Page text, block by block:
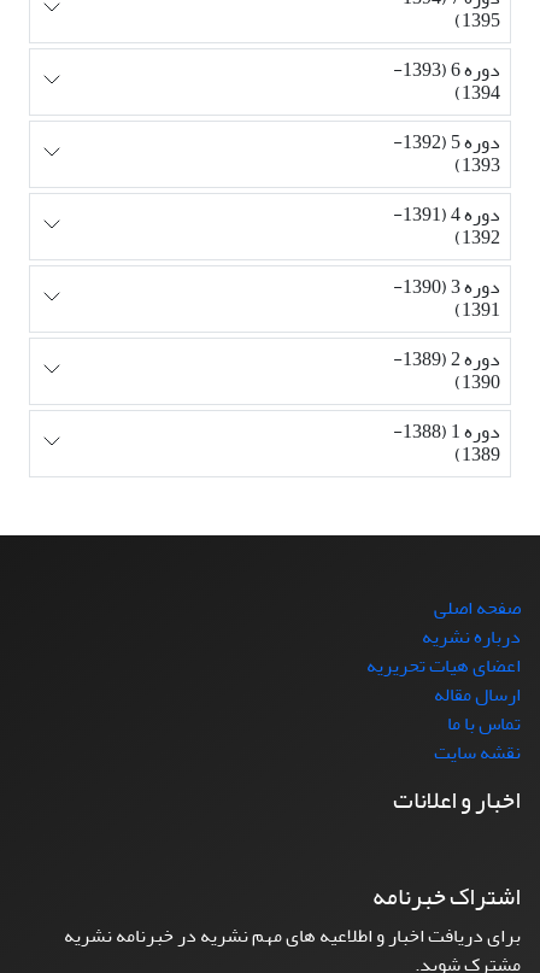
1395)
دوره 6 (1393-
1394)
دوره 5 (1392-
1393)
دوره 4 (1391-
1392)
دوره 3 (1390-
1391)
دوره 2 (1389-
1390)
دوره 1 (1388-
1389)
صفحه اصلی
درباره نشریه
اعضای هیات تحریریه
ارسال مقاله
تماس با ما
نقشه سایت
اخبار و اعلانات
اشتراک خبرنامه
برای دریافت اخبار و اطلاعیه های مهم نشریه در خبرنامه نشریه
مشترک شوید.